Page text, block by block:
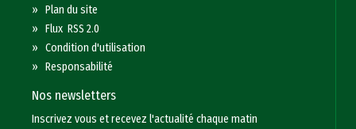
»Plan du site
»Flux RSS 2.0
»Condition d'utilisation
»Responsabilité
Nos newsletters
Inscrivez vous et recevez l'actualité chaque matin